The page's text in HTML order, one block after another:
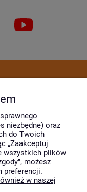
niezbędne) oraz
do Twoich
„Zaakceptuj
wszystkich plików
możesz
preferencji.
w naszej